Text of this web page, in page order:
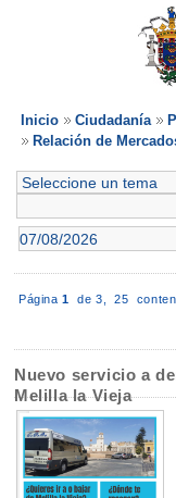
Inicio Ciudadanía
Relación de
Página 1 de 3,25
Nuevo servicio a
Melilla la Vieja